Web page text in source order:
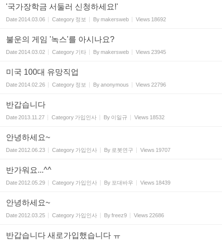
'국가장학금 서둘러 신청하세요!'
Date2014.03.06 Category 정보 Bymakersweb Views 18692
불운의 게임 '녹스'를 아시나요?
Date2014.03.02 Category 기타 Bymakersweb Views 23945
미국 100대 유망직업
Date2014.02.26 Category 정보 Byanonymous Views 22796
반갑습니다
Date2013.11.27 Category 가입인사 By 이일규 Views 18532
안녕하세요~
Date2012.06.23 Category 가입인사 By 로봇연구 Views 19707
반가워요...^^
Date2012.05.29 Category 가입인사 By 포대바우 Views 18439
안녕하세요~
Date2012.03.25 Category 가입인사 Byfreez9 Views 22686
반갑습니다 새로가입했습니다 ㅠ